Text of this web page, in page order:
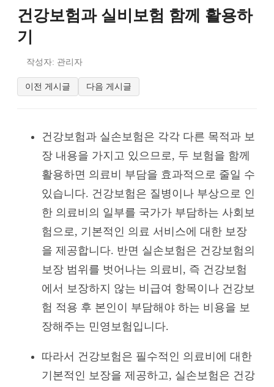
건강보험과 실비보험 함께 활용하
기
작성자: 관리자
이전 게시글 다음 게시글
건강보험과 실손보험은 각각 다른 목적과 보
장 내용을 가지고 있으므로, 두 보험을 함께
활용하면 의료비 부담을 효과적으로 줄일 수
있습니다. 건강보험은 질병이나 부상으로 인
한 의료비의 일부를 국가가 부담하는 사회보
험으로, 기본적인 의료 서비스에 대한 보장
을 제공합니다. 반면 실손보험은 건강보험의
보장 범위를 벗어나는 의료비, 즉 건강보험
에서 보장하지 않는 비급여 항목이나 건강보
험 적용 후 본인이 부담해야 하는 비용을 보
장해주는 민영보험입니다.
따라서 건강보험은 필수적인 의료비에 대한
기본적인 보장을 제공하고, 실손보험은 건강